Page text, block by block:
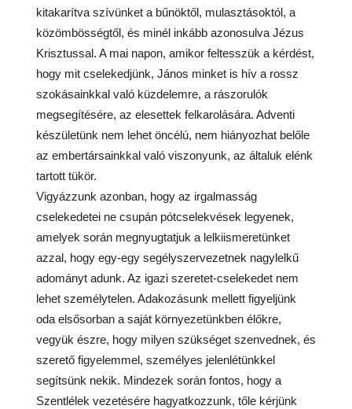
kitakarítva szívünket a bűnöktől, mulasztásoktól, a
közömbösségtől, és minél inkább azonosulva Jézus
Krisztussal. A mai napon, amikor feltesszük a kérdést,
hogy mit cselekedjünk, János minket is hív a rossz
szokásainkkal való küzdelemre, a rászorulók
megsegítésére, az elesettek felkarolására. Adventi
készületünk nem lehet öncélú, nem hiányozhat belőle
az embertársainkkal való viszonyunk, az általuk elénk
tartott tükör.
Vigyázzunk azonban, hogy az irgalmasság
cselekedetei ne csupán pótcselekvések legyenek,
amelyek során megnyugtatjuk a lelkiismeretünket
azzal, hogy egy-egy segélyszervezetnek nagylelkű
adományt adunk. Az igazi szeretet-cselekedet nem
lehet személytelen. Adakozásunk mellett figyeljünk
oda elsősorban a saját környezetünkben élőkre,
vegyük észre, hogy milyen szükséget szenvednek, és
szerető figyelemmel, személyes jelenlétünkkel
segítsünk nekik. Mindezek során fontos, hogy a
Szentlélek vezetésére hagyatkozzunk, tőle kérjünk